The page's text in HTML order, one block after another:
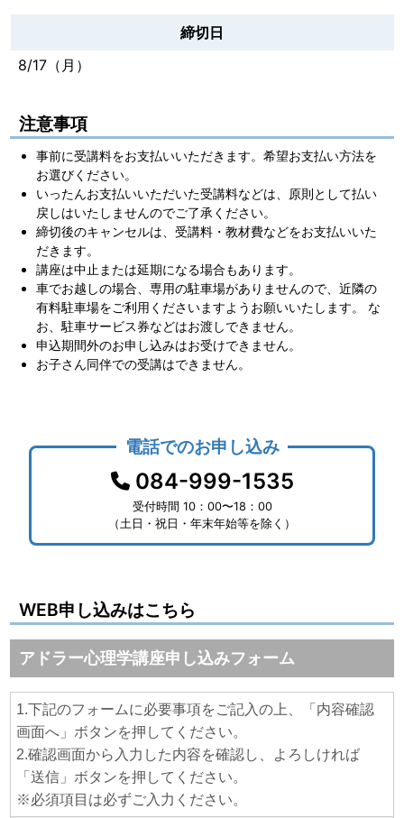
締切日
8/17（月）
注意事項
事前に受講料をお支払いいただきます。希望お支払い方法を
お選びください。
いったんお支払いいただいた受講料などは、原則として払い
戻しはいたしませんのでご了承ください。
締切後のキャンセルは、受講料・教材費などをお支払いいた
だきます。
講座は中止または延期になる場合もあります。
車でお越しの場合、専用の駐車場がありませんので、近隣の
有料駐車場をご利用くださいますようお願いいたします。 な
お、駐車サービス券などはお渡しできません。
申込期間外のお申し込みはお受けできません。
お子さん同伴での受講はできません。
電話でのお申し込み
084-999-1535
受付時間 10：00〜18：00
（土日・祝日・年末年始等を除く）
WEB申し込みはこちら